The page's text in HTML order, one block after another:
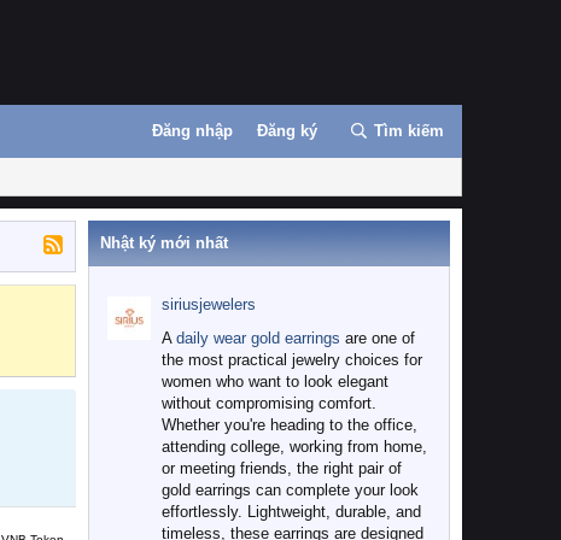
Đăng nhập Đăng ký Tìm kiếm
Nhật ký mới nhất
siriusjewelers
A daily wear gold earrings are one of
the most practical jewelry choices for
women who want to look elegant
without compromising comfort.
Whether you're heading to the office,
attending college, working from home,
or meeting friends, the right pair of
gold earrings can complete your look
effortlessly. Lightweight, durable, and
timeless, these earrings are designed